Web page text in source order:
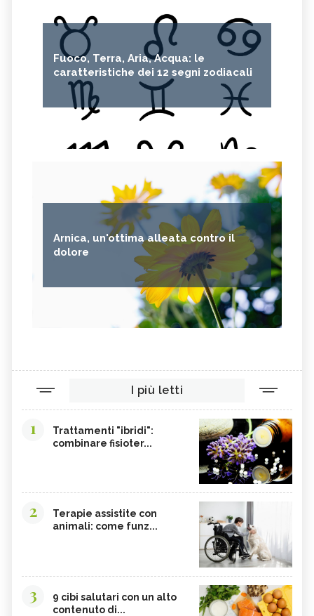
Fuoco, Terra, Aria, Acqua: le
caratteristiche dei 12 segni zodiacali
Arnica, un'ottima alleata contro il
dolore
I più letti
1
Trattamenti "ibridi":
combinare fisioter...
2
Terapie assistite con
animali: come funz...
3
9 cibi salutari con un alto
contenuto di...